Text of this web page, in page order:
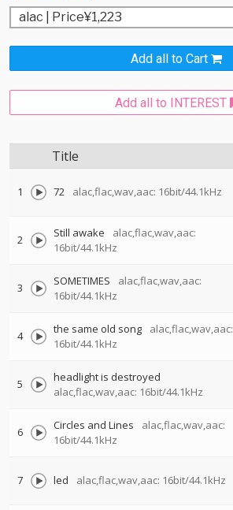
Add all to Cart
Add all to INTEREST
Title
1 72 alac,flac,wav,aac: 16bit/44.1kHz
2 Still awake
alac,flac,wav,aac:
16bit/44.1kHz
3 SOMETIMES
alac,flac,wav,aac:
16bit/44.1kHz
4 the same old song
alac,flac,wav,aac:
16bit/44.1kHz
5
headlight is destroyed
alac,flac,wav,aac: 16bit/44.1kHz
6 Circles and Lines
alac,flac,wav,aac:
16bit/44.1kHz
7 led alac,flac,wav,aac: 16bit/44.1kHz